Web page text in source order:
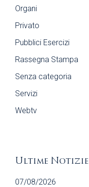
Organi
Privato
Pubblici Esercizi
Rassegna Stampa
Senza categoria
Servizi
Webtv
Ultime Notizie
07/08/2026